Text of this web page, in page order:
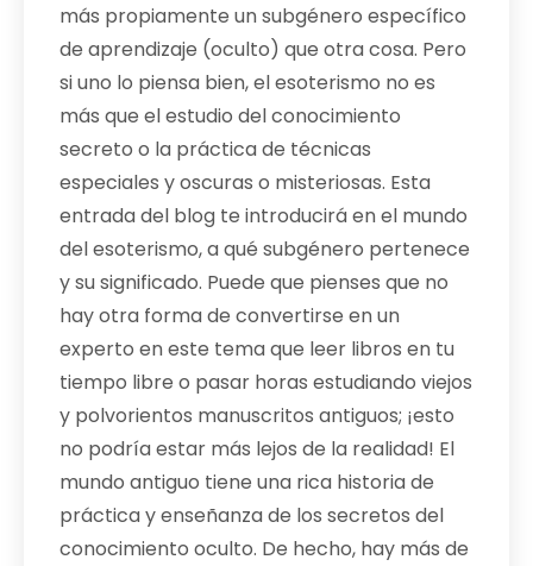
más propiamente un subgénero específico
de aprendizaje (oculto) que otra cosa. Pero
si uno lo piensa bien, el esoterismo no es
más que el estudio del conocimiento
secreto o la práctica de técnicas
especiales y oscuras o misteriosas. Esta
entrada del blog te introducirá en el mundo
del esoterismo, a qué subgénero pertenece
y su significado. Puede que pienses que no
hay otra forma de convertirse en un
experto en este tema que leer libros en tu
tiempo libre o pasar horas estudiando viejos
y polvorientos manuscritos antiguos; ¡esto
no podría estar más lejos de la realidad! El
mundo antiguo tiene una rica historia de
práctica y enseñanza de los secretos del
conocimiento oculto. De hecho, hay más de